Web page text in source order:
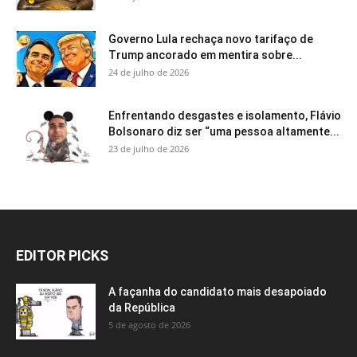
Governo Lula rechaça novo tarifaço de
Trump ancorado em mentira sobre...
24 de julho de 2026
Enfrentando desgastes e isolamento, Flávio
Bolsonaro diz ser “uma pessoa altamente...
23 de julho de 2026
EDITOR PICKS
A façanha do candidato mais desapoiado
da República
5 de agosto de 2026